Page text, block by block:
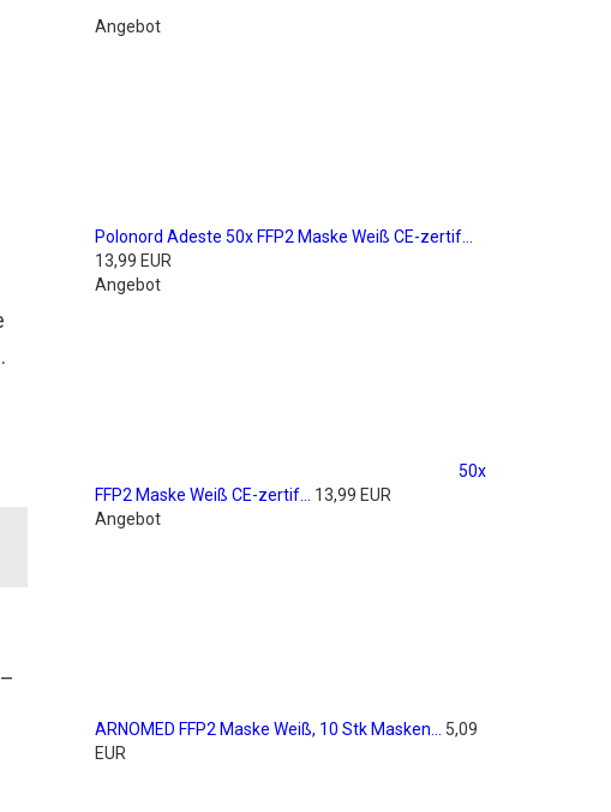
Angebot
Polonord Adeste 50x FFP2 Maske Weiß CE-zertif...
13,99 EUR
Angebot
50x
FFP2 Maske Weiß CE-zertif...
13,99 EUR
Angebot
ARNOMED FFP2 Maske Weiß, 10 Stk Masken...
5,09
EUR